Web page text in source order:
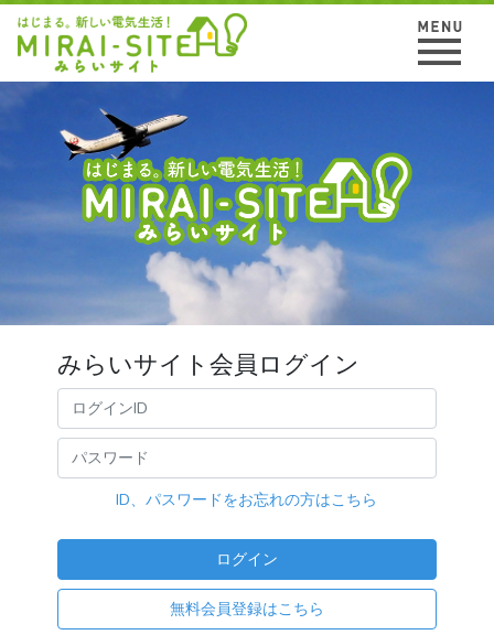
みらいサイト会員ログイン
ログインID
パスワード
ID、パスワードをお忘れの方はこちら
無料会員登録はこちら